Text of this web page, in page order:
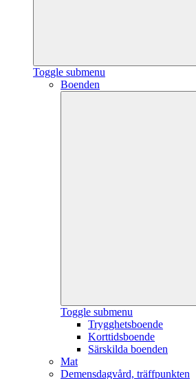
Toggle submenu
Boenden
Toggle submenu
Trygghetsboende
Korttidsboende
Särskilda boenden
Mat
Demensdagvård, träffpunkten